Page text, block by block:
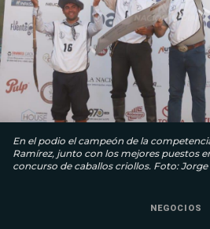
En el podio el campeón de la
Ramírez, junto con los mejores puestos
concurso de caballos criollos. Foto:
NEGOCIOS